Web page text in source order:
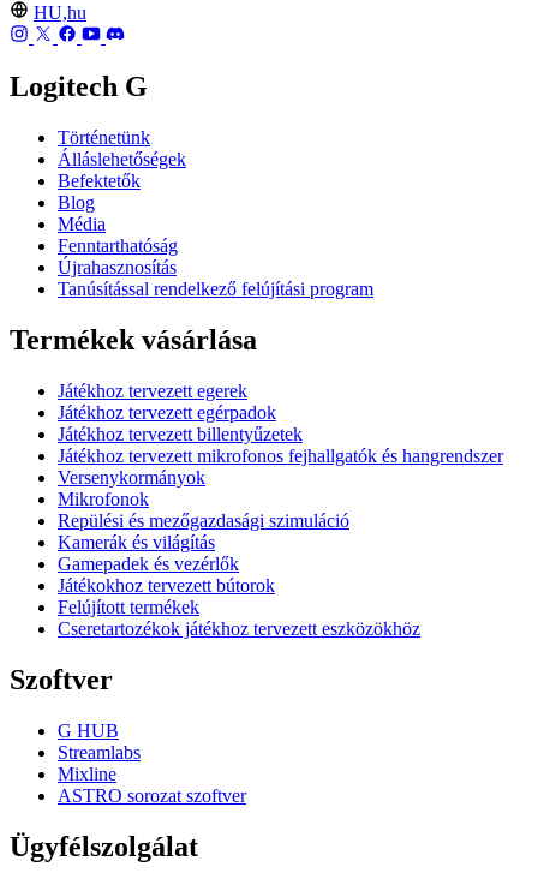
HU,hu
Logitech G
Történetünk
Álláslehetőségek
Befektetők
Blog
Média
Fenntarthatóság
Újrahasznosítás
Tanúsítással rendelkező felújítási program
Termékek vásárlása
Játékhoz tervezett egerek
Játékhoz tervezett egérpadok
Játékhoz tervezett billentyűzetek
Játékhoz tervezett mikrofonos fejhallgatók és hangrendszer
Versenykormányok
Mikrofonok
Repülési és mezőgazdasági szimuláció
Kamerák és világítás
Gamepadek és vezérlők
Játékokhoz tervezett bútorok
Felújított termékek
Cseretartozékok játékhoz tervezett eszközökhöz
Szoftver
G HUB
Streamlabs
Mixline
ASTRO sorozat szoftver
Ügyfélszolgálat